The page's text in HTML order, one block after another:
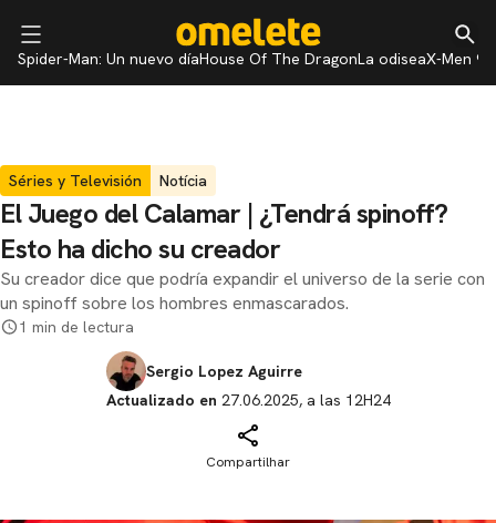
Spider-Man: Un nuevo díaHouse Of The DragonLa odiseaX-Men 97
Séries y Televisión Notícia
El Juego del Calamar | ¿Tendrá spinoff?
Esto ha dicho su creador
Su creador dice que podría expandir el universo de la serie con
un spinoff sobre los hombres enmascarados.
1 min de lectura
Sergio Lopez Aguirre
Actualizado en 27.06.2025, a las 12H24
Compartilhar